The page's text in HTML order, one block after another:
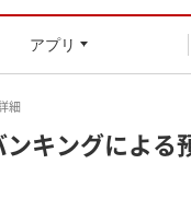
アプリ
細
キングによ